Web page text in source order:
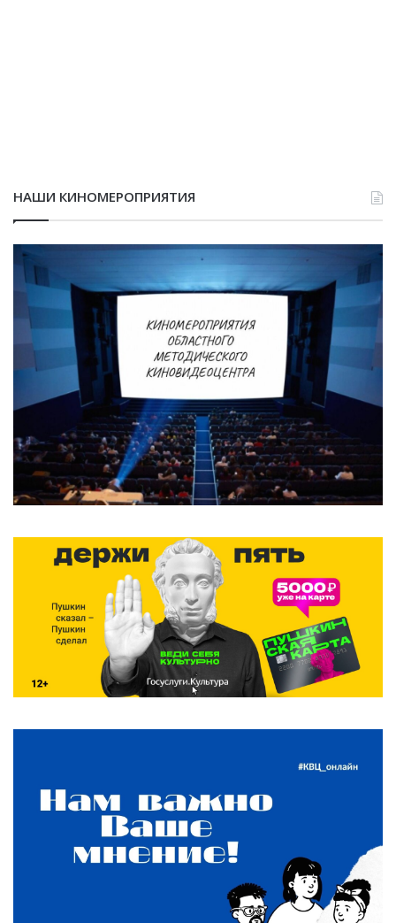
НАШИ КИНОМЕРОПРИЯТИЯ